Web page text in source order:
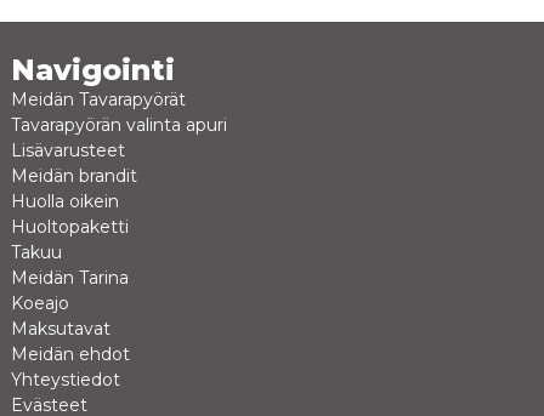
Navigointi
Meidän Tavarapyörät
Tavarapyörän valinta apuri
Lisävarusteet
Meidän brandit
Huolla oikein
Huoltopaketti
Takuu
Meidän Tarina
Koeajo
Maksutavat
Meidän ehdot
Yhteystiedot
Evästeet